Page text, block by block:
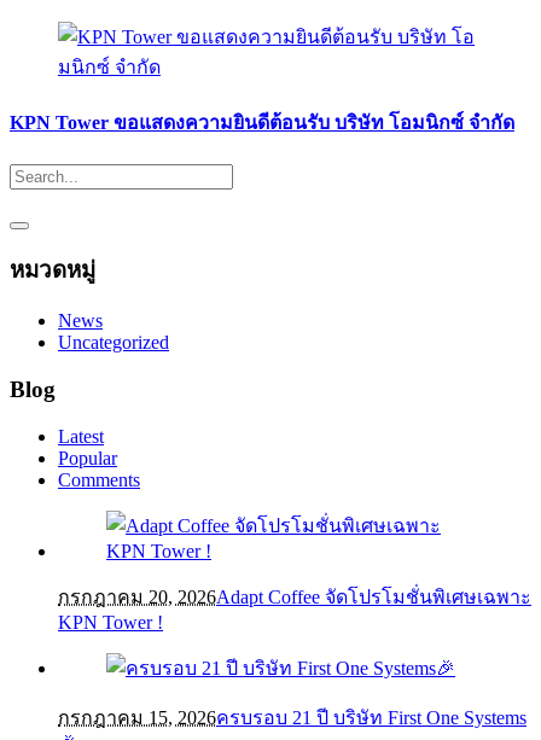
KPN Tower ขอแสดงความยินดีต้อนรับ บริษัท โอมนิกซ์ จำกัด
หมวดหมู่
News
Uncategorized
Blog
Latest
Popular
Comments
กรกฎาคม 20, 2026Adapt Coffee จัดโปรโมชั่นพิเศษเฉพาะ
KPN Tower !
กรกฎาคม 15, 2026ครบรอบ 21 ปี บริษัท First One Systems